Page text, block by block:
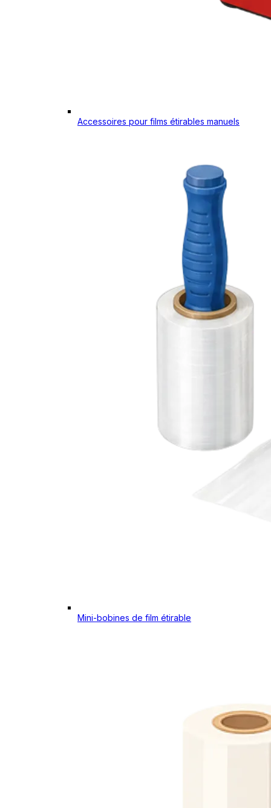
Accessoires pour films étirables manuels
Mini-bobines de film étirable